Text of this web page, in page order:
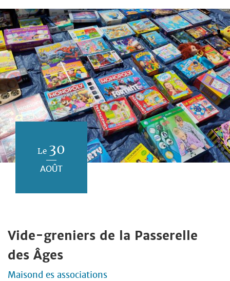
Le 30
AOÛT
Vide-greniers de la Passerelle
des Âges
Maisond es associations